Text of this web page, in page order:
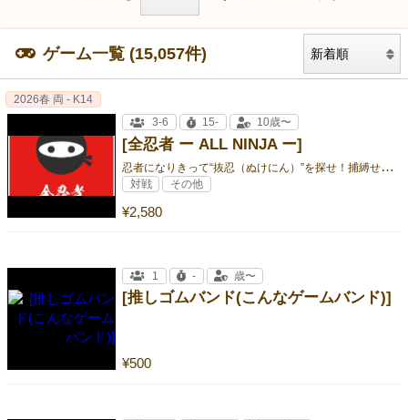
ゲーム一覧 (15,057件)
[全忍者 ー ALL NINJA ー]
忍
者になりきって“抜忍（ぬけにん）”を探せ！捕縛せよ！
¥2,580
2026春 両 - K14
3-6
15- 10歳〜
対戦 その他
[推しゴムバンド(こんなゲームバンド)]
¥500
1 - 歳〜